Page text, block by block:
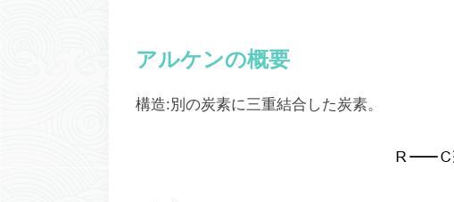
アルケンの概要
構造:別の炭素に三重結合した炭素。